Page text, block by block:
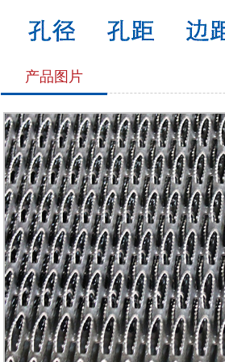
产品图片